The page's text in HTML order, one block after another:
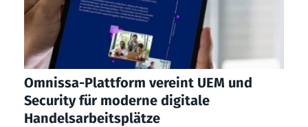
Omnissa-Plattform vereint UEM und
Security für moderne digitale
Handelsarbeitsplätze